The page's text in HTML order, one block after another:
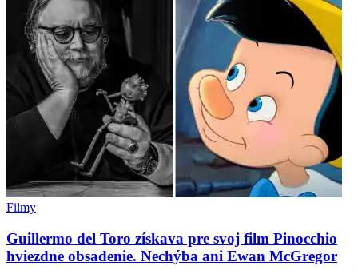
Filmy
Guillermo del Toro získava pre svoj film Pinocchio
hviezdne obsadenie. Nechýba ani Ewan McGregor